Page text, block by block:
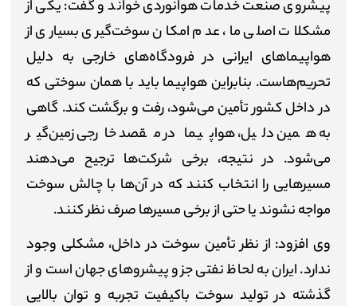
پیشروی صنعت خدمات هوانوردی خواند و گفت: یکی از
مشکلات اصلی ما، عدم امکان سوخت‌گیری بسیاری از
هواپیماهای ایرانی در فرودگاه‌های خارجی به دلیل
تحریم‌هاست. بنابراین هواپیما باید با همان سوختی که
در داخل کشور تأمین می‌شود، رفت و برگشت کند. گاهی
به همین دلیل، هواپیما در مقصد خارجی زمین‌گیر
می‌شود. در نتیجه، برخی شرکت‌ها ترجیح می‌دهند
مسیرهایی را انتخاب کنند که در آن‌ها با چالش سوخت
مواجه نشوند یا حتی از برخی مسیرها صرف نظر کنند.
وی افزود: از نظر تأمین سوخت در داخل، مشکلی وجود
ندارد. ایران به لحاظ نفتی جزو پیشروهای جهان است و از
گذشته در تولید سوخت باکیفیت تجربه و توان بالایی